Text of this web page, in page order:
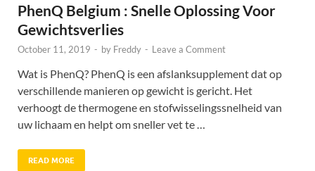
PhenQ Belgium : Snelle Oplossing Voor
Gewichtsverlies
October 11, 2019 - by Freddy - Leave a Comment
Wat is PhenQ? PhenQ is een afslanksupplement dat op
verschillende manieren op gewicht is gericht. Het
verhoogt de thermogene en stofwisselingssnelheid van
uw lichaam en helpt om sneller vet te …
READ MORE